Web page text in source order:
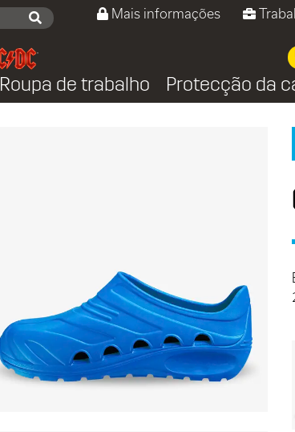
Mais informações
Roupa de trabalho Protecção da